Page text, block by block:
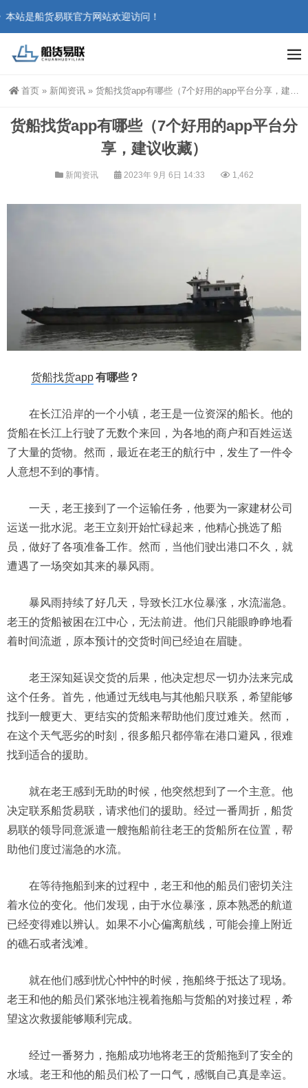
本站是船货易联官方网站欢迎访问！
首页 » 新闻资讯 » 货船找货app有哪些（7个好用的app平台分享，建议收藏）
货船找货app有哪些（7个好用的app平台分
享，建议收藏）
新闻资讯 2023年 9月 6日 14:33 1,462
货船找货app有哪些？
在长江沿岸的一个小镇，老王是一位资深的船长。他的
货船在长江上行驶了无数个来回，为各地的商户和百姓运送
了大量的货物。然而，最近在老王的航行中，发生了一件令
人意想不到的事情。
一天，老王接到了一个运输任务，他要为一家建材公司
运送一批水泥。老王立刻开始忙碌起来，他精心挑选了船
员，做好了各项准备工作。然而，当他们驶出港口不久，就
遭遇了一场突如其来的暴风雨。
暴风雨持续了好几天，导致长江水位暴涨，水流湍急。
老王的货船被困在江中心，无法前进。他们只能眼睁睁地看
着时间流逝，原本预计的交货时间已经迫在眉睫。
老王深知延误交货的后果，他决定想尽一切办法来完成
这个任务。首先，他通过无线电与其他船只联系，希望能够
找到一艘更大、更结实的货船来帮助他们度过难关。然而，
在这个天气恶劣的时刻，很多船只都停靠在港口避风，很难
找到适合的援助。
就在老王感到无助的时候，他突然想到了一个主意。他
决定联系船货易联，请求他们的援助。经过一番周折，船货
易联的领导同意派遣一艘拖船前往老王的货船所在位置，帮
助他们度过湍急的水流。
在等待拖船到来的过程中，老王和他的船员们密切关注
着水位的变化。他们发现，由于水位暴涨，原本熟悉的航道
已经变得难以辨认。如果不小心偏离航线，可能会撞上附近
的礁石或者浅滩。
就在他们感到忧心忡忡的时候，拖船终于抵达了现场。
老王和他的船员们紧张地注视着拖船与货船的对接过程，希
望这次救援能够顺利完成。
经过一番努力，拖船成功地将老王的货船拖到了安全的
水域。老王和他的船员们松了一口气，感慨自己真是幸运。